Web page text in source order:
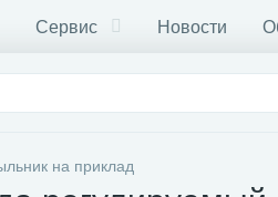
Сервис Новости
на приклад